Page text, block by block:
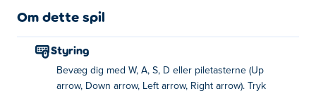
Om dette spil
Styring
Bevæg dig med W, A, S, D eller piletasterne (Up
arrow, Down arrow, Left arrow, Right arrow). Tryk